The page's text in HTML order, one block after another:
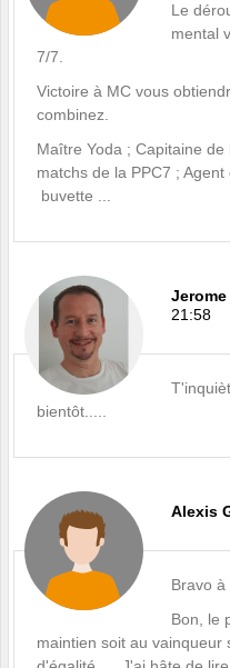
Le
mental
7/7.
Victoire à MC vous
combinez.
Maître Yoda ; Capitaine
matchs de la PPC7 ;
buvette ...
Jerome
21:58
bientôt.....
Alexis
Bravo à
Bon, le
maintien soit au vainqueur